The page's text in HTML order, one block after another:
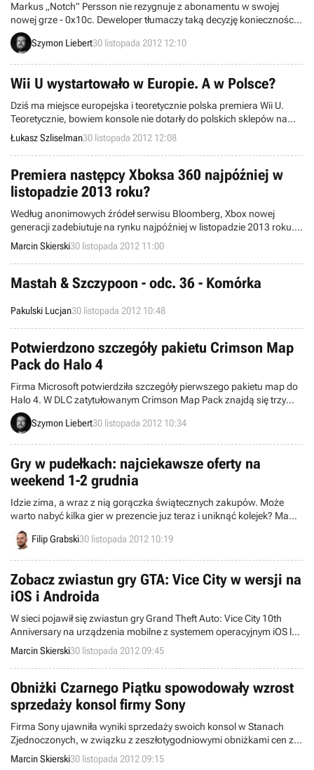
Markus „Notch” Persson nie rezygnuje z abonamentu w swojej
nowej grze - 0x10c. Deweloper tłumaczy taką decyzję koniecznością
utrzymania infrastruktury serwerowej, chociaż przyznaje, że jest
otwarty na inne opcje (np. free-to-play).
Szymon Liebert30 listopada 2012 12:10
Wii U wystartowało w Europie. A w Polsce?
Dziś ma miejsce europejska i teoretycznie polska premiera Wii U.
Teoretycznie, bowiem konsole nie dotarły do polskich sklepów na
czas i, jeśli wierzyć lokalnemu dystrybutorowi, nie zmieni się to co
najmniej do 10 grudnia. Skąd to opóźnienie?
Łukasz Szliselman30 listopada 2012 12:08
Premiera następcy Xboksa 360 najpóźniej w
listopadzie 2013 roku?
Według anonimowych źródeł serwisu Bloomberg, Xbox nowej
generacji zadebiutuje na rynku najpóźniej w listopadzie 2013 roku.
Firma Microsoft chce podobno zdążyć z premierą jeszcze przed
przyszłorocznym Świętem Dziękczynienia.
Marcin Skierski30 listopada 2012 11:00
Mastah & Szczypoon - odc. 36 - Komórka
Pakulski Lucjan30 listopada 2012 10:48
Potwierdzono szczegóły pakietu Crimson Map
Pack do Halo 4
Firma Microsoft potwierdziła szczegóły pierwszego pakietu map do
Halo 4. W DLC zatytułowanym Crimson Map Pack znajdą się trzy
nowe areny, jeden tryb rozgrywki oraz osiem osiągnięć. Premiera
zestawu odbędzie się 10 grudnia.
Szymon Liebert30 listopada 2012 10:34
Gry w pudełkach: najciekawsze oferty na
weekend 1-2 grudnia
Idzie zima, a wraz z nią gorączka świątecznych zakupów. Może
warto nabyć kilka gier w prezencie juz teraz i uniknąć kolejek? Mamy
dla was sporo ciekawych propozycji.
Filip Grabski30 listopada 2012 10:19
Zobacz zwiastun gry GTA: Vice City w wersji na
iOS i Androida
W sieci pojawił się zwiastun gry Grand Theft Auto: Vice City 10th
Anniversary na urządzenia mobilne z systemem operacyjnym iOS lub
Android. Kultowa produkcja z 2002 roku zadebiutuje na
smartfonach i tabletach za kilka dni.
Marcin Skierski30 listopada 2012 09:45
Obniżki Czarnego Piątku spowodowały wzrost
sprzedaży konsol firmy Sony
Firma Sony ujawniła wyniki sprzedaży swoich konsol w Stanach
Zjednoczonych, w związku z zeszłotygodniowymi obniżkami cen z
okazji Czarnego Piątku. W ostatnich dniach analogiczne statystyki
przedstawiły koncerny Microsoft oraz Nintendo.
Marcin Skierski30 listopada 2012 09:15